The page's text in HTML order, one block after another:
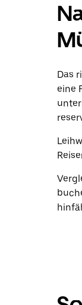
Das
eine